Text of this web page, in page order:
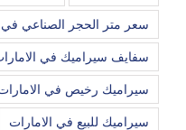
سعر متر الحجر الصناعي في
سفايف سيراميك في
سيراميك رخيص في
سيراميك للبيع في الامارات